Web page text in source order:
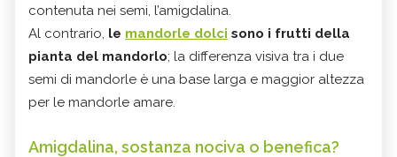
contenuta nei semi, l’amigdalina.
Al contrario, le mandorle dolci sono i frutti della
pianta del mandorlo; la differenza visiva tra i due
semi di mandorle è una base larga e maggior altezza
per le mandorle amare.
Amigdalina, sostanza nociva o benefica?